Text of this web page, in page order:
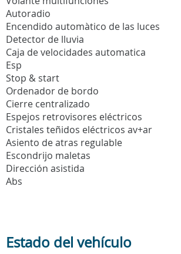
Autoradio
Encendido automàtico de las luces
Detector de lluvia
Caja de velocidades automatica
Esp
Stop & start
Ordenador de bordo
Cierre centralizado
Espejos retrovisores eléctricos
Cristales teñidos eléctricos av+ar
Asiento de atras regulable
Escondrijo maletas
Dirección asistida
Abs
Estado del vehículo